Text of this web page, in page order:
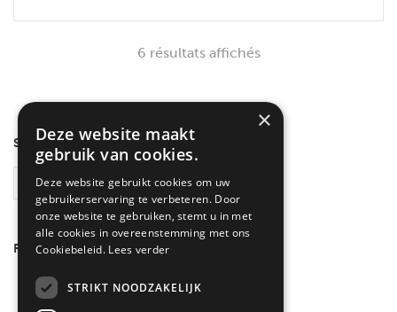
6 résultats affichés
SEARCH
RECHERCHE
FILTRER PAR COULEUR
Inox(3)
×
Deze website maakt
gebruik van cookies.
Deze website gebruikt cookies om uw
gebruikerservaring te verbeteren. Door
onze website te gebruiken, stemt u in met
alle cookies in overeenstemming met ons
Cookiebeleid. Lees verder
STRIKT NOODZAKELIJK